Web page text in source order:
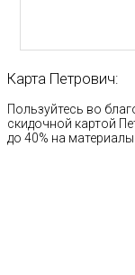
Карта Петрович:
Пользуйтесь во
скидочной картой
до 40% на материалы.